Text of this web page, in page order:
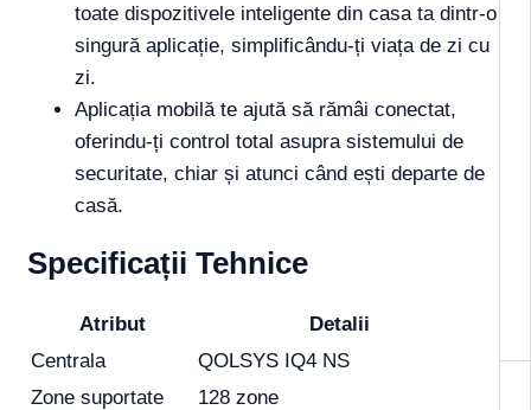
toate dispozitivele inteligente din casa ta dintr-o
singură aplicație, simplificându-ți viața de zi cu
zi.
Aplicația mobilă te ajută să rămâi conectat,
oferindu-ți control total asupra sistemului de
securitate, chiar și atunci când ești departe de
casă.
Specificații Tehnice
Atribut
Detalii
Centrala
QOLSYS IQ4 NS
Zone suportate
128 zone